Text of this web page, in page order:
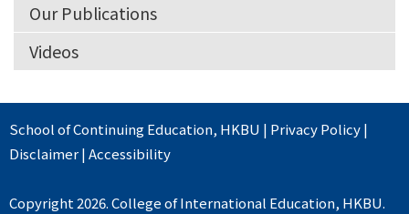
Our Publications
Videos
School of Continuing Education, HKBU | Privacy Policy|
Disclaimer|Accessibility
Copyright 2026. College of International Education, HKBU.